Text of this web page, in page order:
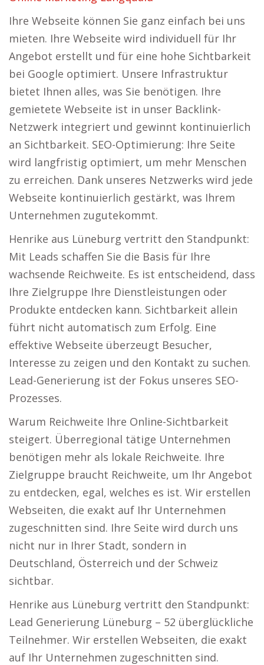
Ihre Webseite können Sie ganz einfach bei uns
mieten. Ihre Webseite wird individuell für Ihr
Angebot erstellt und für eine hohe Sichtbarkeit
bei Google optimiert. Unsere Infrastruktur
bietet Ihnen alles, was Sie benötigen. Ihre
gemietete Webseite ist in unser Backlink-
Netzwerk integriert und gewinnt kontinuierlich
an Sichtbarkeit. SEO-Optimierung: Ihre Seite
wird langfristig optimiert, um mehr Menschen
zu erreichen. Dank unseres Netzwerks wird jede
Webseite kontinuierlich gestärkt, was Ihrem
Unternehmen zugutekommt.
Henrike aus Lüneburg vertritt den Standpunkt:
Mit Leads schaffen Sie die Basis für Ihre
wachsende Reichweite. Es ist entscheidend, dass
Ihre Zielgruppe Ihre Dienstleistungen oder
Produkte entdecken kann. Sichtbarkeit allein
führt nicht automatisch zum Erfolg. Eine
effektive Webseite überzeugt Besucher,
Interesse zu zeigen und den Kontakt zu suchen.
Lead-Generierung ist der Fokus unseres SEO-
Prozesses.
Warum Reichweite Ihre Online-Sichtbarkeit
steigert. Überregional tätige Unternehmen
benötigen mehr als lokale Reichweite. Ihre
Zielgruppe braucht Reichweite, um Ihr Angebot
zu entdecken, egal, welches es ist. Wir erstellen
Webseiten, die exakt auf Ihr Unternehmen
zugeschnitten sind. Ihre Seite wird durch uns
nicht nur in Ihrer Stadt, sondern in
Deutschland, Österreich und der Schweiz
sichtbar.
Henrike aus Lüneburg vertritt den Standpunkt:
Lead Generierung Lüneburg – 52 überglückliche
Teilnehmer. Wir erstellen Webseiten, die exakt
auf Ihr Unternehmen zugeschnitten sind.